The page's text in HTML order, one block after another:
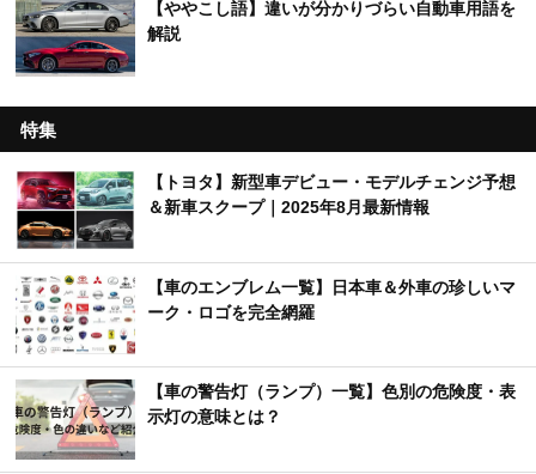
【ややこし語】違いが分かりづらい自動車用語を
解説
特集
【トヨタ】新型車デビュー・モデルチェンジ予想
＆新車スクープ｜2025年8月最新情報
【車のエンブレム一覧】日本車＆外車の珍しいマ
ーク・ロゴを完全網羅
【車の警告灯（ランプ）一覧】色別の危険度・表
示灯の意味とは？